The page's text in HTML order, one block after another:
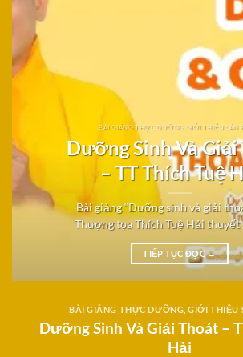
BÀI GIẢNG THỰC DƯỠNG GIỚI THIỆU SẢN
Dưỡng Sinh Và Giải
– TT Thích Tuệ
Bài giảng “Dưỡng sinh và giải
Thượng tọa Thích Tuệ Hải thuyết
TIẾP TỤC ĐỌC→
BÀI GIẢNG THỰC DƯỠNG ,GIỚI THIỆU
Dưỡng Sinh Và Giải Thoát –
Hải